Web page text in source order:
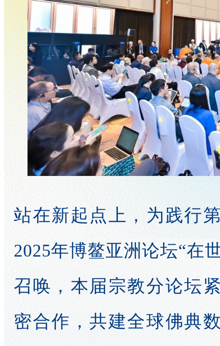
站在新起点上，为践行
2025年博鳌亚洲论坛“在
召唤，本届宗教分论坛
密合作，共建全球佛典